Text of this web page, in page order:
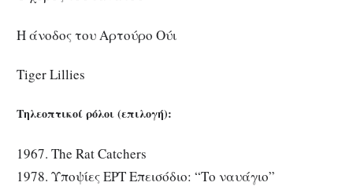
Η άνοδος του Αρτούρο Ούι
Tiger Lillies
Τηλεοπτικοί ρόλοι (επιλογή):
1967. The Rat Catchers
1978. Υποψίες ΕΡΤ Επεισόδιο: “Το ναυάγιο”